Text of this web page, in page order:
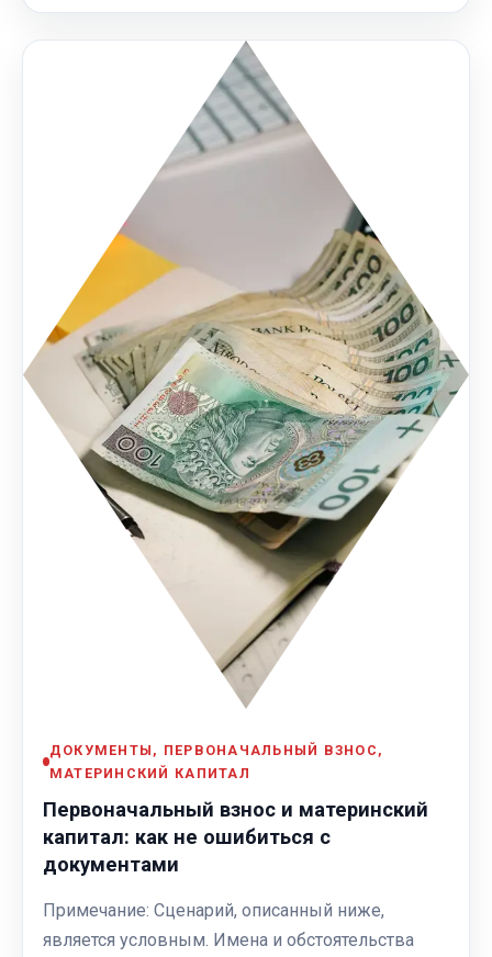
ДОКУМЕНТЫ, ПЕРВОНАЧАЛЬНЫЙ ВЗНОС,
МАТЕРИНСКИЙ КАПИТАЛ
Первоначальный взнос и материнский
капитал: как не ошибиться с
документами
Примечание: Сценарий, описанный ниже,
является условным. Имена и обстоятельства